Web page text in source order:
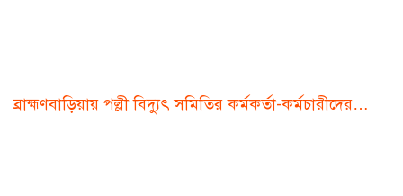
ব্রাহ্মণবাড়িয়ায় পল্লী বিদ্যুৎ সমিতির কর্মকর্তা-কর্মচারীদের…